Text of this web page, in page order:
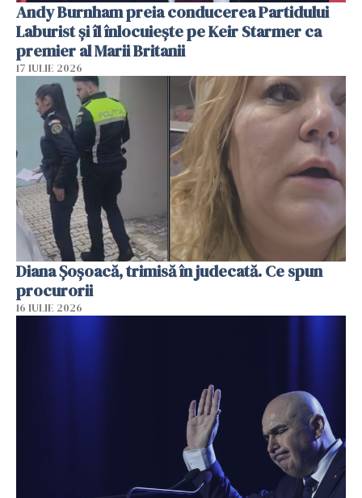
Andy Burnham preia conducerea Partidului
Laburist și îl înlocuiește pe Keir Starmer ca
premier al Marii Britanii
17 IULIE 2026
Diana Șoșoacă, trimisă în judecată. Ce spun
procurorii
16 IULIE 2026